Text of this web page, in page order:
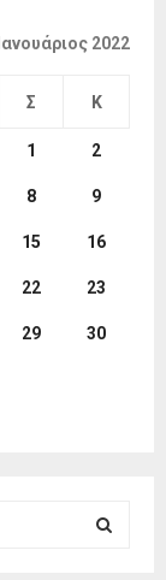
Ιανουάριος 2022
Σ Κ
1 2
8 9
15 16
22 23
29 30